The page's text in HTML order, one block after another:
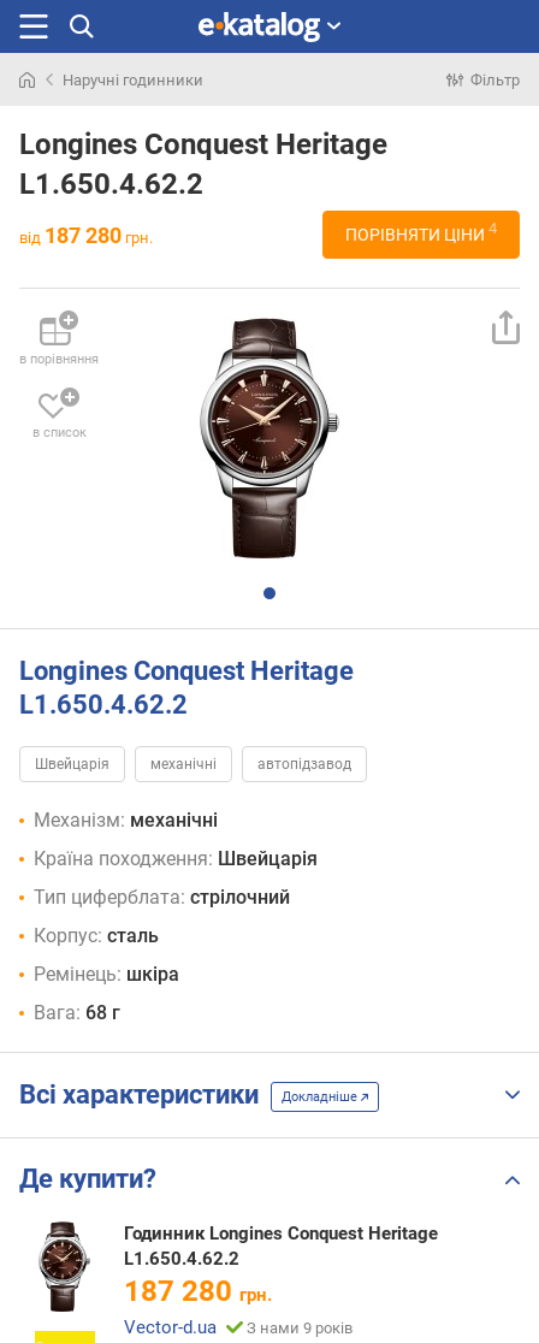
раніше
Наручні годинники Фільтр
Longines Conquest Heritage
L1.650.4.62.2
від 187 280 грн. ПОРІВНЯТИ ЦІНИ 4
в порівняння
в список
Longines Conquest Heritage
L1.650.4.62.2
Швейцарія механічні автопідзавод
Механізм: механічні
Країна походження: Швейцарія
Тип циферблата: стрілочний
Корпус: сталь
Ремінець: шкіра
Вага: 68 г
Всі характеристики Докладніше
Де купити?
Годинник Longines Conquest Heritage
L1.650.4.62.2
187 280 грн.
Vector-d.ua
З нами 9 років